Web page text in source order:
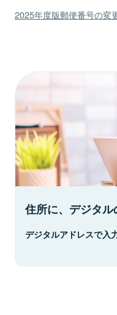
2025年度版郵便番号の変
住所に、デジタル
デジタルアドレスで入